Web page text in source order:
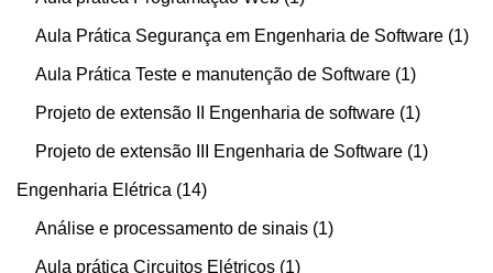
Aula Prática Segurança em Engenharia de Software 1
Aula Prática Teste e manutenção de Software 1
Projeto de extensão II Engenharia de software 1
Projeto de extensão III Engenharia de Software 1
Engenharia Elétrica 14
Análise e processamento de sinais 1
Aula prática Circuitos Elétricos 1